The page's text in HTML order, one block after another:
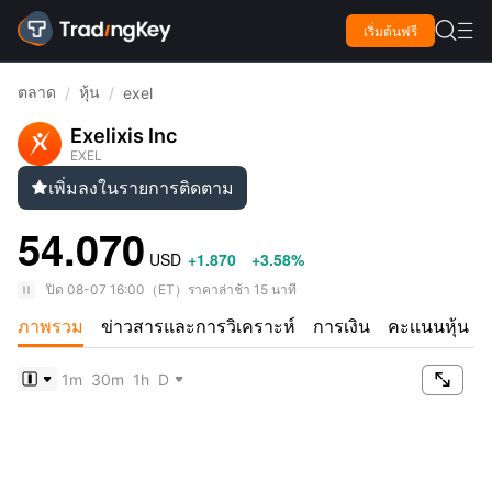
เริ่มต้นฟรี  
ตลาด / หุ้น / exel
Exelixis Inc
EXEL
เพิ่มลงในรายการติดตาม
54.070 USD +1.870 +3.58%
ปิด 08-07 16:00 （ ET ） ราคาล่าช้า 15 นาที
ภาพรวม ข่าวสารและการวิเคราะห์ การเงิน คะเเนนหุ้น

1m 30m 1h D